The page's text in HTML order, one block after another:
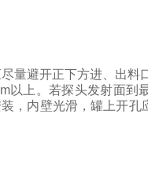
量避开正下方进、出料
以上。 若探头发射面到
装，内壁光滑，罐上开